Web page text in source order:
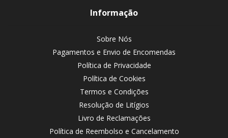
Informação
Sobre Nós
Pagamentos e Envio de Encomendas
Política de Privacidade
Política de Cookies
Termos e Condições
Resolução de Litígios
Livro de Reclamações
Política de Reembolso e Cancelamento